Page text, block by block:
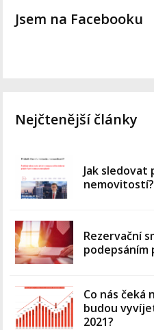
Jsem na Facebooku
Nejčtenější články
Jak
nemovitostí?
Rezervační
podepsáním
Co nás čeká
budou
2021?